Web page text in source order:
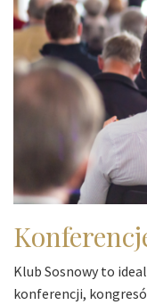
Klub Sosnowy to
konferencji,